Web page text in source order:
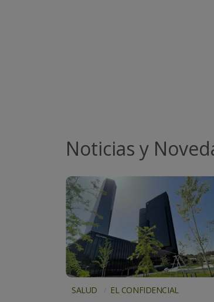
Noticias y
SALUD EL CONFIDENCIAL